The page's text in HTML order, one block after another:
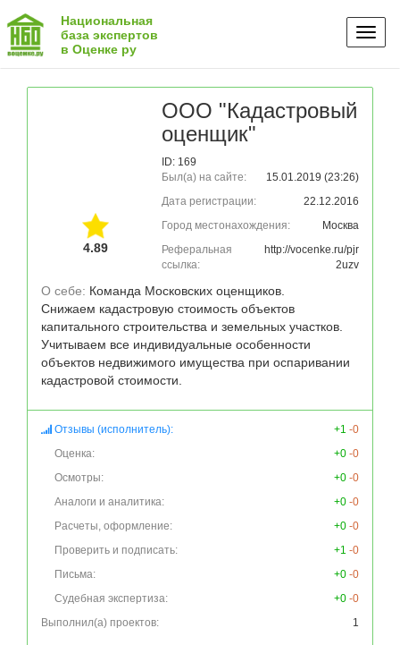
Национальная
база экспертов
в Оценке ру
4.89
ООО "Кадастровый
оценщик"
ID: 169
Был(а) на сайте:
15.01.2019 (23:26)
Дата регистрации:
22.12.2016
Город местонахождения:
Москва
Реферальная
ссылка:
http://vocenke.ru/pjr
2uzv
О себе: Команда Московских оценщиков.
Снижаем кадастровую стоимость объектов
капитального строительства и земельных участков.
Учитываем все индивидуальные особенности
объектов недвижимого имущества при оспаривании
кадастровой стоимости.
Отзывы (исполнитель): +1 -0
Оценка:
+0 -0
Осмотры:
+0 -0
Аналоги и аналитика:
+0 -0
Расчеты, оформление:
+0 -0
Проверить и подписать:
+1 -0
Письма:
+0 -0
Судебная экспертиза:
+0 -0
Выполнил(а) проектов:
1